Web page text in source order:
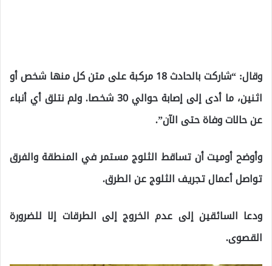
وقال: “شاركت بالحادث 18 مركبة على متن كل منها شخص أو
اثنين، ما أدى إلى إصابة حوالي 30 شخصا. ولم نتلق أي أنباء
عن حالات وفاة حتى الآن”.
وأوضح أوميت أن تساقط الثلوج مستمر في المنطقة والفرق
تواصل أعمال تجريف الثلوج عن الطرق.
ودعا السائقين إلى عدم الخروج إلى الطرقات إلا للضرورة
القصوى.